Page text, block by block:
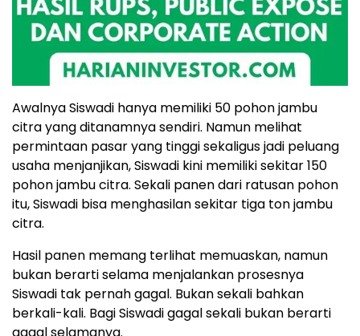
Awalnya Siswadi hanya memiliki 50 pohon jambu
citra yang ditanamnya sendiri. Namun melihat
permintaan pasar yang tinggi sekaligus jadi peluang
usaha menjanjikan, Siswadi kini memiliki sekitar 150
pohon jambu citra. Sekali panen dari ratusan pohon
itu, Siswadi bisa menghasilan sekitar tiga ton jambu
citra.
Hasil panen memang terlihat memuaskan, namun
bukan berarti selama menjalankan prosesnya
Siswadi tak pernah gagal. Bukan sekali bahkan
berkali-kali. Bagi Siswadi gagal sekali bukan berarti